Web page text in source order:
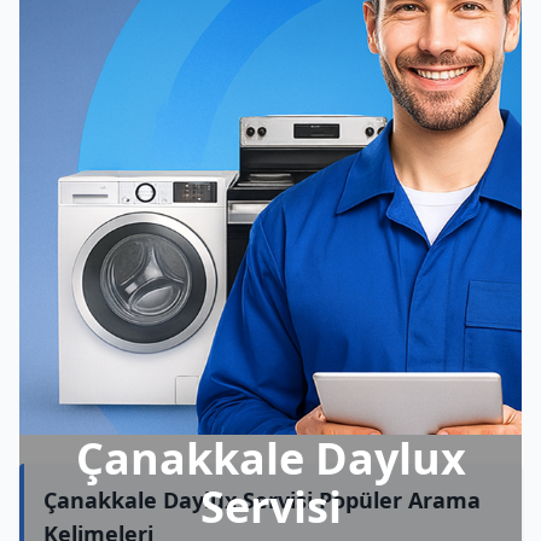
Çanakkale Daylux
Servisi
Çanakkale Daylux Servisi Popüler Arama
Kelimeleri